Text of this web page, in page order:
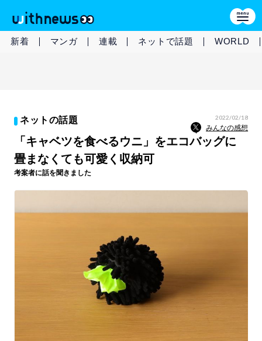
新着 マンガ 連載 ネットで話題 WORLD
ネットの話題 2022/02/18
みんなの感想
「キャベツを食べるウニ」をエコバッグに
畳まなくても可愛く収納可
考案者に話を聞きました